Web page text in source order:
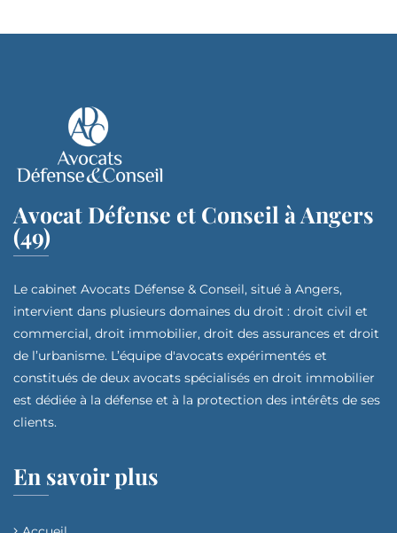
Avocat Défense et Conseil à Angers
(49)
Le cabinet Avocats Défense & Conseil, situé à Angers,
intervient dans plusieurs domaines du droit : droit civil et
commercial, droit immobilier, droit des assurances et droit
de l’urbanisme. L’équipe d'avocats expérimentés et
constitués de deux avocats spécialisés en droit immobilier
est dédiée à la défense et à la protection des intérêts de ses
clients.
En savoir plus